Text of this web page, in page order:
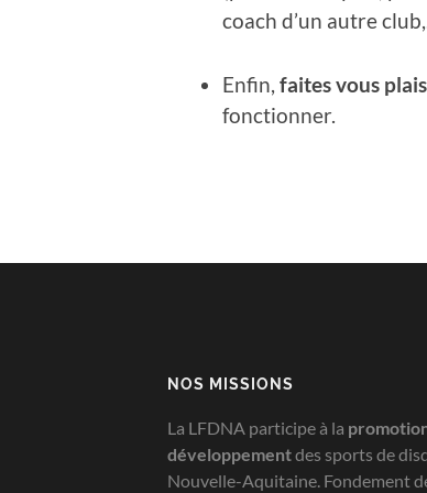
coach d’un autre
Enfin, faites vous
fonctionner.
NOS MISSIONS
La LFDNA participe à la
développementdes sports de
Nouvelle-Aquitaine. Fondement